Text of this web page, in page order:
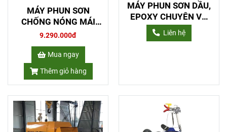
MÁY PHUN SƠN
CHỐNG NÓNG MÁI
TÔN
9.290.000đ
Mua ngay
Thêm giỏ hàng
MÁY PHUN SƠN DẦU,
EPOXY CHUYÊN VỎ
TÀU BIỂN 63.1 BANDO
Liên hệ